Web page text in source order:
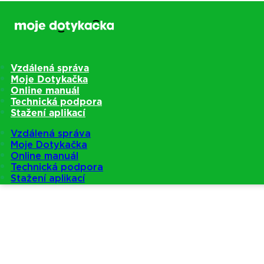
Vzdálená správa
Moje Dotykačka
Online manuál
Technická podpora
Stažení aplikací
Vzdálená správa
Moje Dotykačka
Online manuál
Technická podpora
Stažení aplikací